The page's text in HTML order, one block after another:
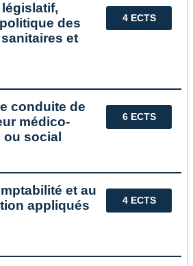
4 ECTS
des
et
6 ECTS
conduite de
médico-
social
4 ECTS
et au
appliqués